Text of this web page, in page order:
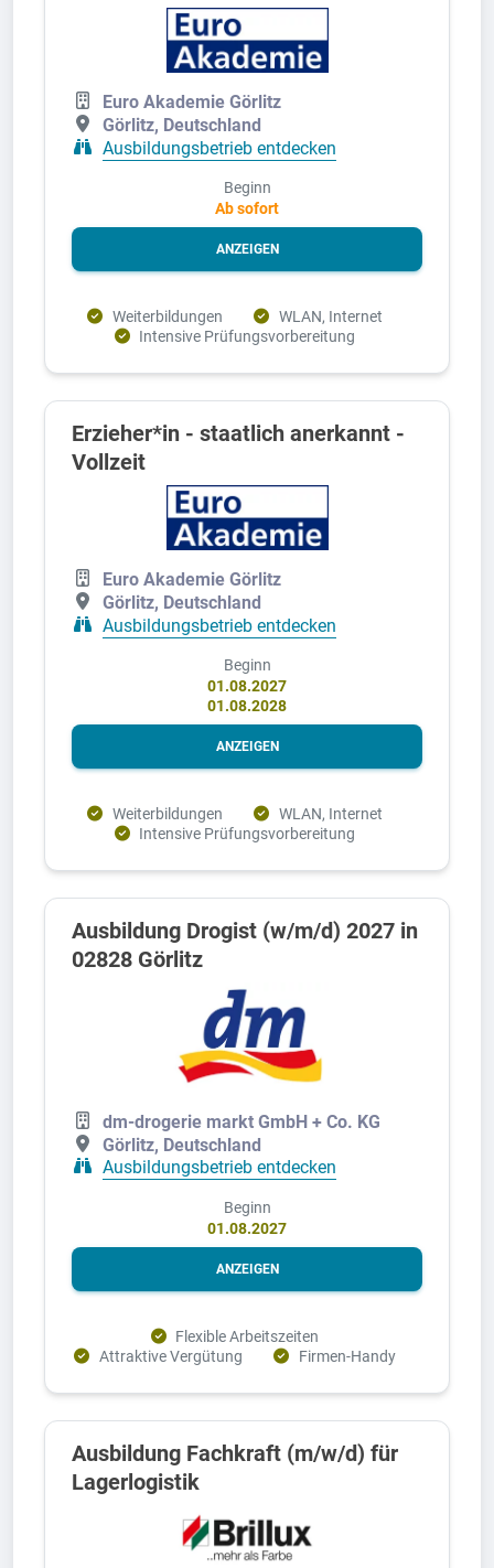
Euro Akademie Görlitz
Görlitz, Deutschland
Ausbildungsbetrieb entdecken
Beginn
Ab sofort
ANZEIGEN
Weiterbildungen
WLAN, Internet
Intensive Prüfungsvorbereitung
Erzieher*in - staatlich anerkannt -
Vollzeit
Euro Akademie Görlitz
Görlitz, Deutschland
Ausbildungsbetrieb entdecken
Beginn
01.08.2027
01.08.2028
ANZEIGEN
Weiterbildungen
WLAN, Internet
Intensive Prüfungsvorbereitung
Ausbildung Drogist (w/m/d) 2027 in
02828 Görlitz
dm-drogerie markt GmbH + Co. KG
Görlitz, Deutschland
Ausbildungsbetrieb entdecken
Beginn
01.08.2027
ANZEIGEN
Flexible Arbeitszeiten
Attraktive Vergütung
Firmen-Handy
Ausbildung Fachkraft (m/w/d) für
Lagerlogistik